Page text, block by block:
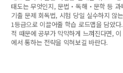
태도는 무엇인지, 문법‧독해‧문학 등 과
기출 문제 회독법, 시험 당일 실수하지 않
1등급으로 이끌어줄 학습 로드맵을 담았
적 때문에 공부가 막막하게 느껴진다면,
에서 통하는 전략을 익혀보길 바란다.